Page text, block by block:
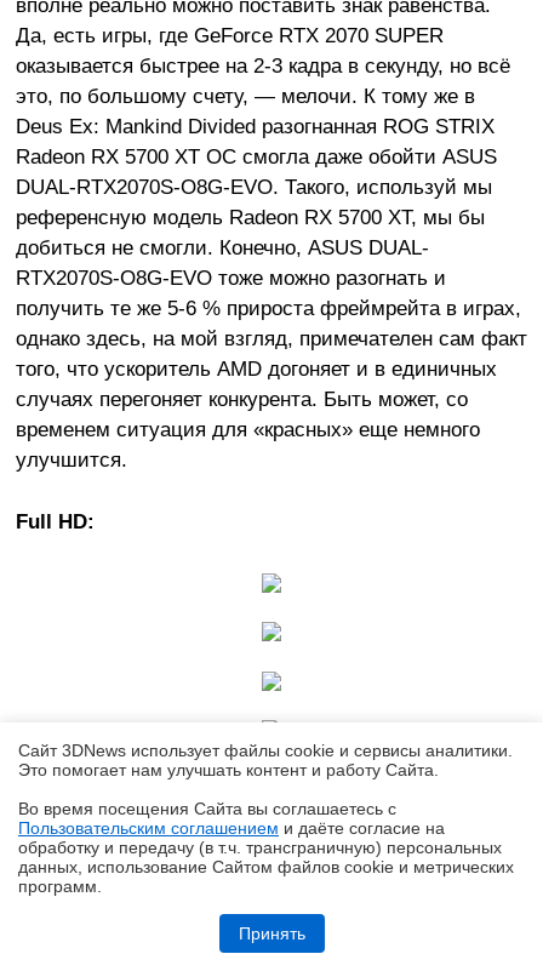
Обзор HUAWEI MatePad SE 11" (2026): тонкий металлический
планшет с раритетной начинкой
Да, есть игры, где GeForce RTX 2070 SUPER
оказывается быстрее на 2-3 кадра в секунду, но всё
это, по большому счету, — мелочи. К тому же в
Deus Ex: Mankind Divided разогнанная ROG STRIX
Radeon RX 5700 XT OC смогла даже обойти ASUS
DUAL-RTX2070S-O8G-EVO. Такого, используй мы
референсную модель Radeon RX 5700 XT, мы бы
добиться не смогли. Конечно, ASUS DUAL-
RTX2070S-O8G-EVO тоже можно разогнать и
получить те же 5-6 % прироста фреймрейта в играх,
однако здесь, на мой взгляд, примечателен сам факт
того, что ускоритель AMD догоняет и в единичных
случаях перегоняет конкурента. Быть может, со
временем ситуация для «красных» еще немного
улучшится.
Full HD:
Сайт 3DNews использует файлы cookie и сервисы аналитики.
Это помогает нам улучшать контент и работу Cайта.
Во время посещения Cайта вы соглашаетесь с
Пользовательским соглашением и даёте согласие на
обработку и передачу (в т.ч. трансграничную) персональных
данных, использование Cайтом файлов cookie и метрических
программ.
Принять